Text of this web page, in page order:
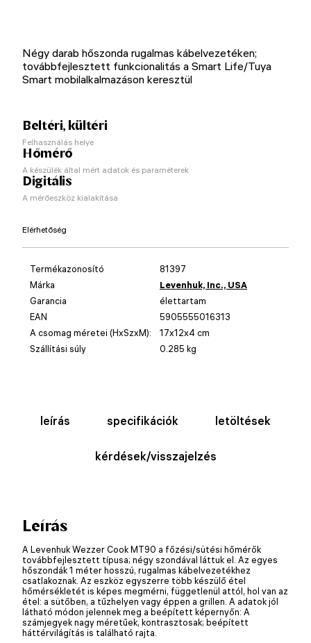
Négy darab hőszonda rugalmas kábelvezetéken;
továbbfejlesztett funkcionalitás a Smart Life/Tuya
Smart mobilalkalmazáson keresztül
Beltéri, kültéri
Felhasználás helye
Hőmérő
A készülék által mért adatok és paraméterek
Digitális
A mérőeszköz kialakítása
Elérhetőség
Termékazonosító
81397
Márka
Levenhuk, Inc., USA
Garancia
élettartam
EAN
5905555016313
A csomag méretei (HxSzxM):
17x12x4 cm
Szállítási súly
0.285 kg
leírás specifikációk letöltések
kérdések/visszajelzés
Leírás
A Levenhuk Wezzer Cook MT90 a főzési/sütési hőmérők
továbbfejlesztett típusa; négy szondával láttuk el. Az egyes
hőszondák 1 méter hosszú, rugalmas kábelvezetékhez
csatlakoznak. Az eszköz egyszerre több készülő étel
hőmérsékletét is képes megmérni, függetlenül attól, hol van az
étel: a sütőben, a tűzhelyen vagy éppen a grillen. A adatok jól
látható módon jelennek meg a beépített képernyőn: A
számjegyek nagy méretűek, kontrasztosak; beépített
háttérvilágítás is található rajta.